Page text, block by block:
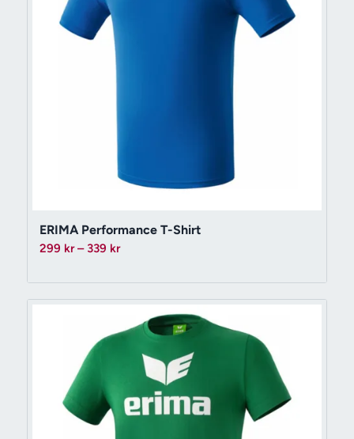
ERIMA Performance T-Shirt
299 kr – 339 krPrisintervall:
till
339 kr